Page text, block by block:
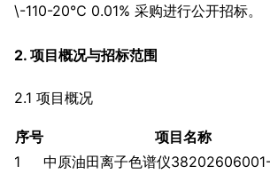
\-110-20℃ 0.01% 采购进行公开招标。
2. 项目概况与招标范围
2.1 项目概况
序号 项目名称
1
中原油田离子色谱仪